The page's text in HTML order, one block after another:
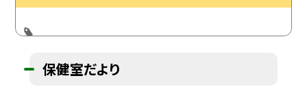
保健室だより